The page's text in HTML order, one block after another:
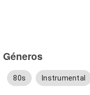
Géneros
80s Instrumental